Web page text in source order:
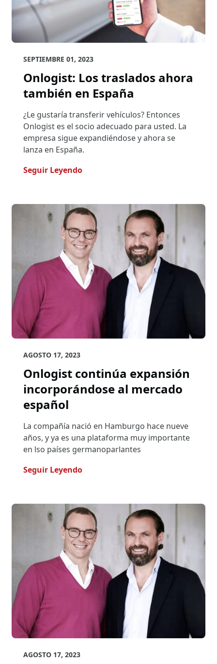
SEPTIEMBRE 01, 2023
Onlogist: Los traslados ahora
también en España
¿Le gustaría transferir vehículos? Entonces
Onlogist es el socio adecuado para usted. La
empresa sigue expandiéndose y ahora se
lanza en España.
Seguir Leyendo- Onlogist: Los Traslados Ahora
AGOSTO 17, 2023
Onlogist continúa expansión
incorporándose al mercado
español
La compañía nació en Hamburgo hace nueve
años, y ya es una plataforma muy importante
en lso países germanoparlantes
Seguir Leyendo- Onlogist Continúa Expansión
AGOSTO 17, 2023